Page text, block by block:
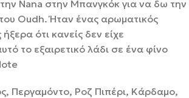
Nana στην Μπανγκόκ για να δω την
Oudh. Ήταν ένας αρωματικός
ότι κανείς δεν είχε
το εξαιρετικό λάδι σε ένα φίνο
Περγαμόντο, Ροζ Πιπέρι, Κάρδαμο,